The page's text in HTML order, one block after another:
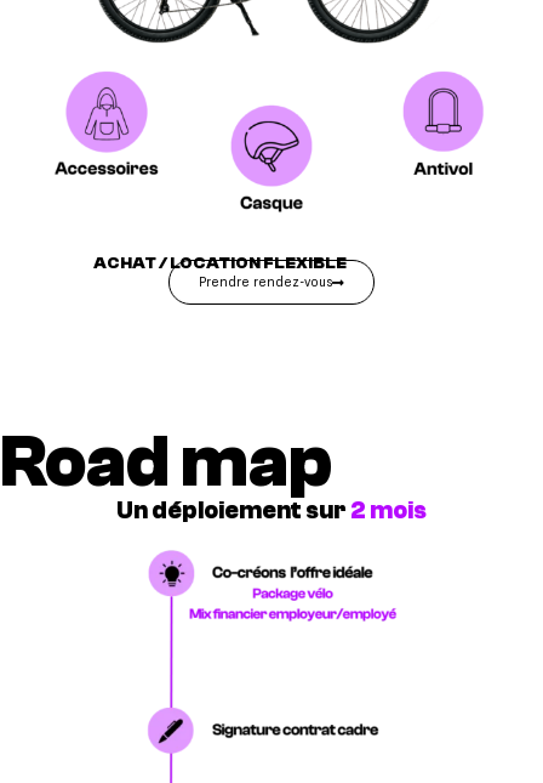
ACHAT / LOCATION FLEXIBLE
Prendre rendez-vous
Road map
Un déploiement sur 2 mois